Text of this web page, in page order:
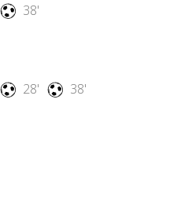
38'
28' 38'